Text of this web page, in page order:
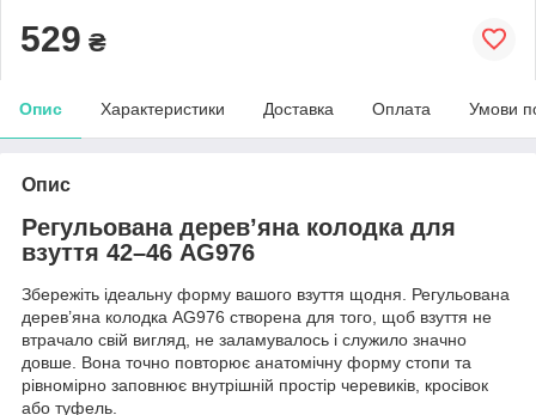
529 ₴
Опис Характеристики Доставка Оплата Умови
Опис
Регульована дерев’яна колодка для
взуття 42–46 AG976
Збережіть ідеальну форму вашого взуття щодня. Регульована
дерев’яна колодка AG976 створена для того, щоб взуття не
втрачало свій вигляд, не заламувалось і служило значно
довше. Вона точно повторює анатомічну форму стопи та
рівномірно заповнює внутрішній простір черевиків, кросівок
або туфель.